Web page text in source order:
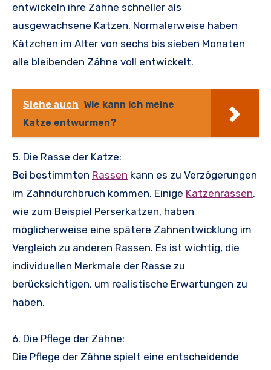
entwickeln ihre Zähne schneller als
ausgewachsene Katzen. Normalerweise haben
Kätzchen im Alter von sechs bis sieben Monaten
alle bleibenden Zähne voll entwickelt.
Siehe auch Wie kann ich meine
Katze entwurmen?
5. Die Rasse der Katze:
Bei bestimmten Rassen kann es zu Verzögerungen
im Zahndurchbruch kommen. Einige Katzenrassen,
wie zum Beispiel Perserkatzen, haben
möglicherweise eine spätere Zahnentwicklung im
Vergleich zu anderen Rassen. Es ist wichtig, die
individuellen Merkmale der Rasse zu
berücksichtigen, um realistische Erwartungen zu
haben.
6. Die Pflege der Zähne:
Die Pflege der Zähne spielt eine entscheidende